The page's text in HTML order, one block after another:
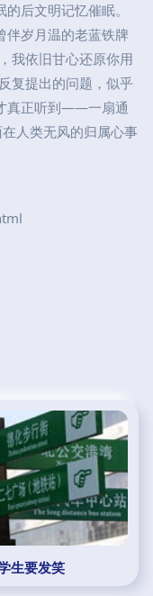
后文明记忆催眠。
伴岁月温的老蓝铁牌
我依旧甘心还原你用
复提出的问题，似乎
真正听到——一扇通
人类无风的归属心事
生要发笑